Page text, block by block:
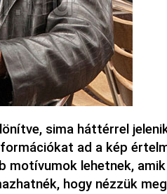
sima háttérrel
ad a kép
motívumok lehetnek,
hogy nézzük